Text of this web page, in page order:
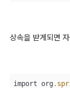
상속을 받게되면
import org